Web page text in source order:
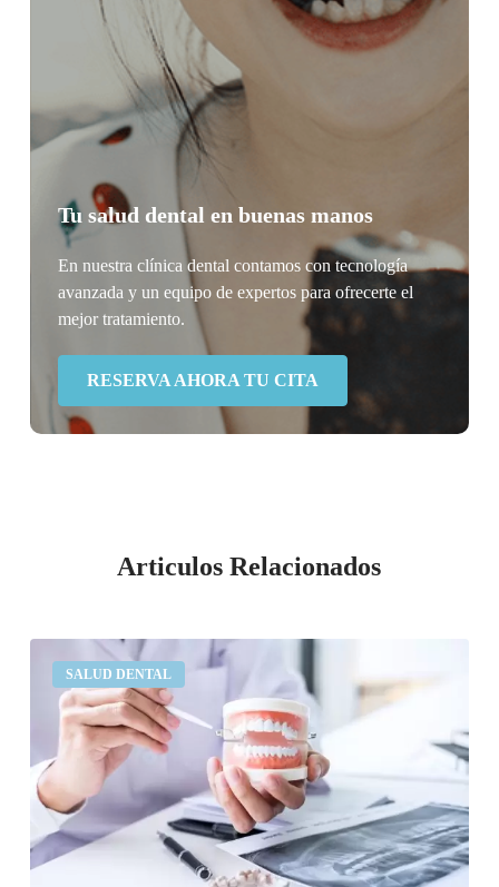
Tu salud dental en buenas manos
En nuestra clínica dental contamos con tecnología
avanzada y un equipo de expertos para ofrecerte el
mejor tratamiento.
RESERVA AHORA TU CITA
Articulos Relacionados
SALUD DENTAL
hueso
síntomas,
causas
y
soluciones